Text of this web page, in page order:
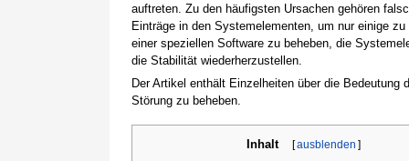
auftreten. Zu den häufigsten Ursachen gehören
Einträge in den Systemelementen, um nur einige
einer speziellen Software zu beheben, die
die Stabilität wiederherzustellen.
Der Artikel enthält Einzelheiten über die
Störung zu beheben.
Inhalt [ ausblenden ]